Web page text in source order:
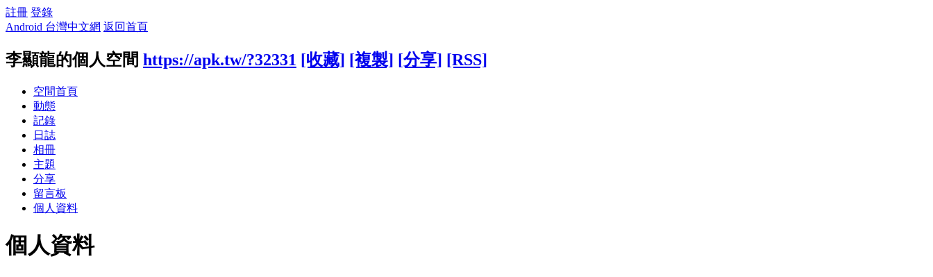
註冊 登錄
Android 台灣中文網 返回首頁
李顯龍的個人空間 https://apk.tw/?32331 [收藏] [複製] [分享] [RSS]
空間首頁
動態
記錄
日誌
相冊
主題
分享
留言板
個人資料
個人資料